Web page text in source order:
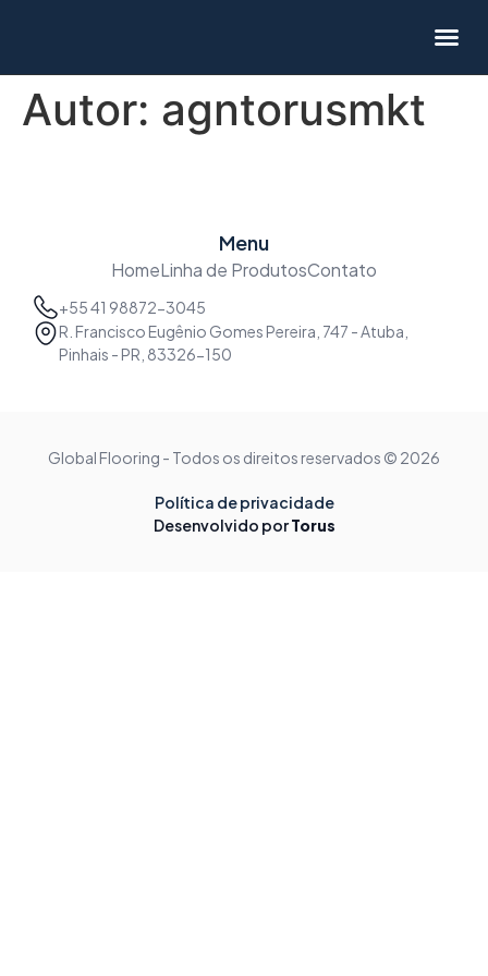
Autor: agntorusmkt
Menu
HomeLinha de ProdutosContato
+55 41 98872-3045
R. Francisco Eugênio Gomes Pereira, 747 - Atuba,
Pinhais - PR, 83326-150
Global Flooring - Todos os direitos reservados © 2026
Política de privacidade
Desenvolvido porTorus